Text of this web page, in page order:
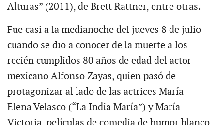
Alturas” (2011), de Brett Rattner, entre otras.
Fue casi a la medianoche del jueves 8 de julio
cuando se dio a conocer de la muerte a los
recién cumplidos 80 años de edad del actor
mexicano Alfonso Zayas, quien pasó de
protagonizar al lado de las actrices María
Elena Velasco (“La India María”) y María
Victoria, películas de comedia de humor blanco